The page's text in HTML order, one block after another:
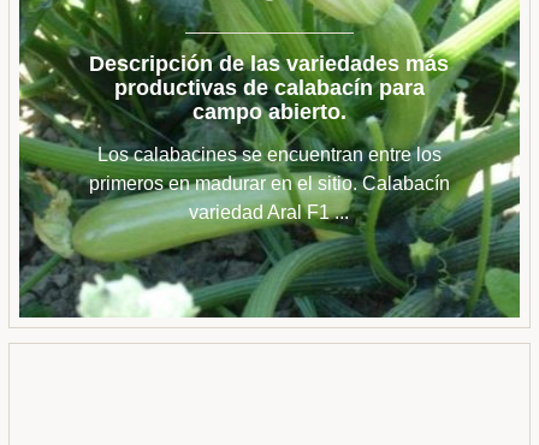
Descripción de las variedades más
productivas de calabacín para
campo abierto.
Los calabacines se encuentran entre los
primeros en madurar en el sitio. Calabacín
variedad Aral F1 ...